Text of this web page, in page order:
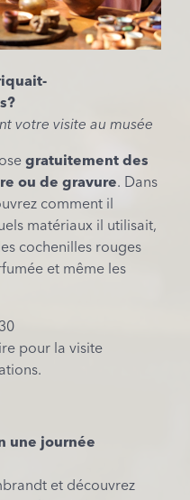
-
votre visite au musée
gratuitement des
ou de gravure. Dans
comment il
matériaux il utilisait,
cochenilles rouges
et même les
pour la visite
une journée
et découvrez